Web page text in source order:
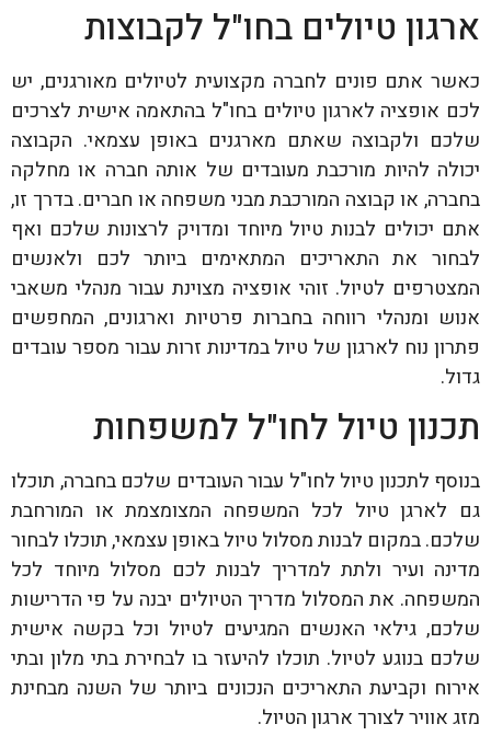
ארגון טיולים בחו"ל לקבוצות
כאשר אתם פונים לחברה מקצועית לטיולים מאורגנים, יש
לכם אופציה לארגון טיולים בחו"ל בהתאמה אישית לצרכים
שלכם ולקבוצה שאתם מארגנים באופן עצמאי. הקבוצה
יכולה להיות מורכבת מעובדים של אותה חברה או מחלקה
בחברה, או קבוצה המורכבת מבני משפחה או חברים. בדרך זו,
אתם יכולים לבנות טיול מיוחד ומדויק לרצונות שלכם ואף
לבחור את התאריכים המתאימים ביותר לכם ולאנשים
המצטרפים לטיול. זוהי אופציה מצוינת עבור מנהלי משאבי
אנוש ומנהלי רווחה בחברות פרטיות וארגונים, המחפשים
פתרון נוח לארגון של טיול במדינות זרות עבור מספר עובדים
גדול.
תכנון טיול לחו"ל למשפחות
בנוסף לתכנון טיול לחו"ל עבור העובדים שלכם בחברה, תוכלו
גם לארגן טיול לכל המשפחה המצומצמת או המורחבת
שלכם. במקום לבנות מסלול טיול באופן עצמאי, תוכלו לבחור
מדינה ועיר ולתת למדריך לבנות לכם מסלול מיוחד לכל
המשפחה. את המסלול מדריך הטיולים יבנה על פי הדרישות
שלכם, גילאי האנשים המגיעים לטיול וכל בקשה אישית
שלכם בנוגע לטיול. תוכלו להיעזר בו לבחירת בתי מלון ובתי
אירוח וקביעת התאריכים הנכונים ביותר של השנה מבחינת
מזג אוויר לצורך ארגון הטיול.